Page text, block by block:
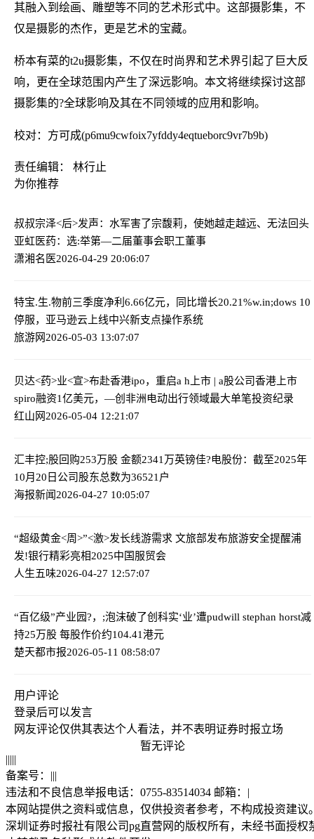
其融入到绘画、雕塑等不同的艺术形式中。这部摄影集，不
仅是摄影的杰作，更是艺术的宝藏。
桥本有菜的t2u摄影集，不仅在时尚界和艺术界引起了巨大反
响，更在全球范围内产生了深远影响。本文将继续探讨这部
摄影集的?全球影响及其在不同领域的应用和影响。
校对：方可成(p6mu9cwfoix7yfddy4eqtueborc9vr7b9b)
责任编辑： 林行止
为你推荐
叔叔宗泽<后>发声：水军害了宗馥莉，使她越走越远、无法回头
亚虹医药：选:举第—二届董事会职工董事
潇湘名医2026-04-29 20:06:07
特宝.生.物前三季度净利6.66亿元，同比增长20.21%w.in;dows 10
停服，亚马逊云上线中兴新支点操作系统
旅游网2026-05-03 13:07:07
贝达<药>业<宣>布赴香港ipo，重启a h上市 | a股公司香港上市
spiro融资1亿美元，—创非洲电动出行领域最大单笔投资纪录
红山网2026-05-04 12:21:07
汇丰控;股回购253万股 金额2341万英镑佳?电股份：截至2025年
10月20日公司股东总数为36521户
海报新闻2026-04-27 10:05:07
“超级黄金<周>”<激>发长线游需求 文旅部发布旅游安全提醒浦
发!银行精彩亮相2025中国服贸会
人生五味2026-04-27 12:57:07
“百亿级”产业园?，;泡沫破了创科实‘业’遭pudwill stephan horst减
持25万股 每股作价约104.41港元
楚天都市报2026-05-11 08:58:07
用户评论
登录后可以发言
网友评论仅供其表达个人看法，并不表明证券时报立场
暂无评论
|||||
备案号： |||
违法和不良信息举报电话：0755-83514034 邮箱： |
本网站提供之资料或信息，仅供投资者参考，不构成投资建议
深圳证券时报社有限公司pg直营网的版权所有，未经书面授权